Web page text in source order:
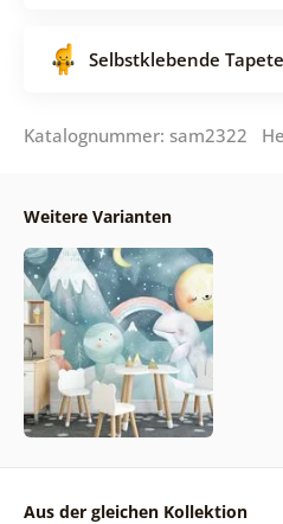
Selbstklebende
Katalognummer: sam2322
Weitere Varianten
Aus der gleichen Kollektion